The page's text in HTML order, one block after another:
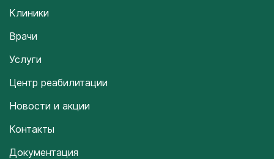
Клиники
Врачи
Услуги
Центр реабилитации
Новости и акции
Контакты
Документация